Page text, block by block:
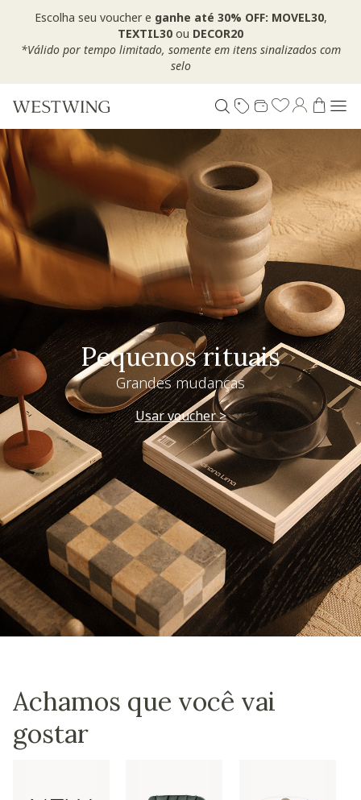
Escolha seu voucher e ganhe até 30% OFF: MOVEL30,
TEXTIL30 ou DECOR20
*Válido por tempo limitado, somente em itens sinalizados com
selo
Pequenos rituais
Grandes mudanças
Usar voucher >
Achamos que você vai
gostar